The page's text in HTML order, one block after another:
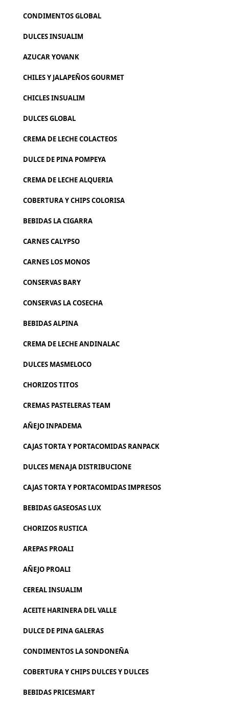
CONDIMENTOS GLOBAL
DULCES INSUALIM
AZUCAR YOVANK
CHILES Y JALAPEÑOS GOURMET
CHICLES INSUALIM
DULCES GLOBAL
CREMA DE LECHE COLACTEOS
DULCE DE PINA POMPEYA
CREMA DE LECHE ALQUERIA
COBERTURA Y CHIPS COLORISA
BEBIDAS LA CIGARRA
CARNES CALYPSO
CARNES LOS MONOS
CONSERVAS BARY
CONSERVAS LA COSECHA
BEBIDAS ALPINA
CREMA DE LECHE ANDINALAC
DULCES MASMELOCO
CHORIZOS TITOS
CREMAS PASTELERAS TEAM
AÑEJO INPADEMA
CAJAS TORTA Y PORTACOMIDAS RANPACK
DULCES MENAJA DISTRIBUCIONE
CAJAS TORTA Y PORTACOMIDAS IMPRESOS
BEBIDAS GASEOSAS LUX
CHORIZOS RUSTICA
AREPAS PROALI
AÑEJO PROALI
CEREAL INSUALIM
ACEITE HARINERA DEL VALLE
DULCE DE PINA GALERAS
CONDIMENTOS LA SONDONEÑA
COBERTURA Y CHIPS DULCES Y DULCES
BEBIDAS PRICESMART